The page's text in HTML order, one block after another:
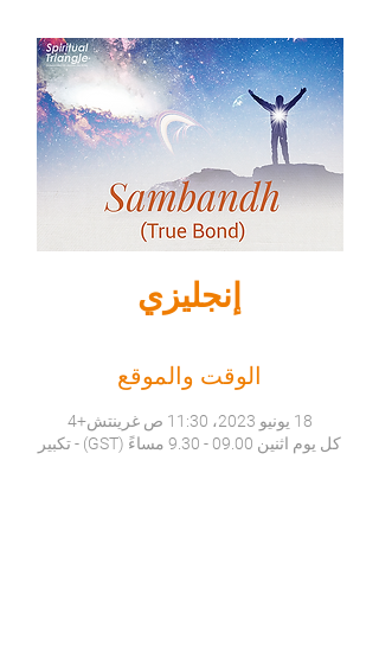
إنجليزي
الوقت والموقع
18 يونيو 2023، 11:30 ص غرينتش+4
كل يوم اثنين 09.00 - 9.30 مساءً (GST) - تكبير